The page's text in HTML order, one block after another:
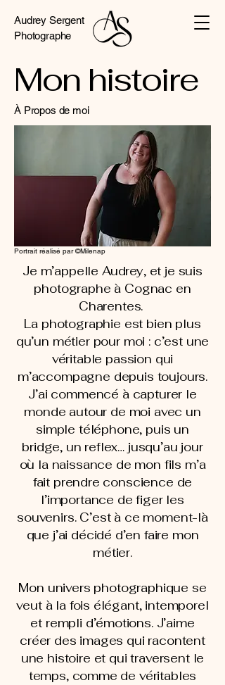
Audrey Sergent
Photographe
Mon histoire
À Propos de moi
Portrait réalisé par ©Milenap
Je m’appelle Audrey, et je suis
photographe à Cognac en
Charentes.
La photographie est bien plus
qu’un métier pour moi : c’est une
véritable passion qui
m’accompagne depuis toujours.
J’ai commencé à capturer le
monde autour de moi avec un
simple téléphone, puis un
bridge, un reflex… jusqu’au jour
où la naissance de mon fils m’a
fait prendre conscience de
l’importance de figer les
souvenirs. C’est à ce moment-là
que j’ai décidé d’en faire mon
métier.
Mon univers photographique se
veut à la fois élégant, intemporel
et rempli d’émotions. J’aime
créer des images qui racontent
une histoire et qui traversent le
temps, comme de véritables